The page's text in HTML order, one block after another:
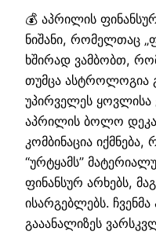
💰 აპრილის
ნიშანი, რომელთაც
ხშირად ვამბობთ,
თუმცა ასტროლოგია
უპირველეს ყოვლისა
აპრილის ბოლო
კომბინაცია
“ურტყამს”
ფინანსურ არხებს,
ისარგებლებს.
გააანალიზეს